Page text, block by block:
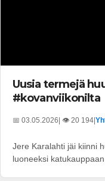
Uusia termejä
#kovanviikonilta
📅 03.05.2026 | 👁️ 20 194
Jere Karalahti jäi kiinni
luoneeksi